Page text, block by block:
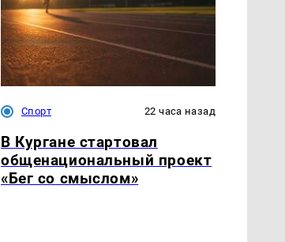
Спорт 22 часа назад
В Кургане стартовал
общенациональный проект
«Бег со смыслом»